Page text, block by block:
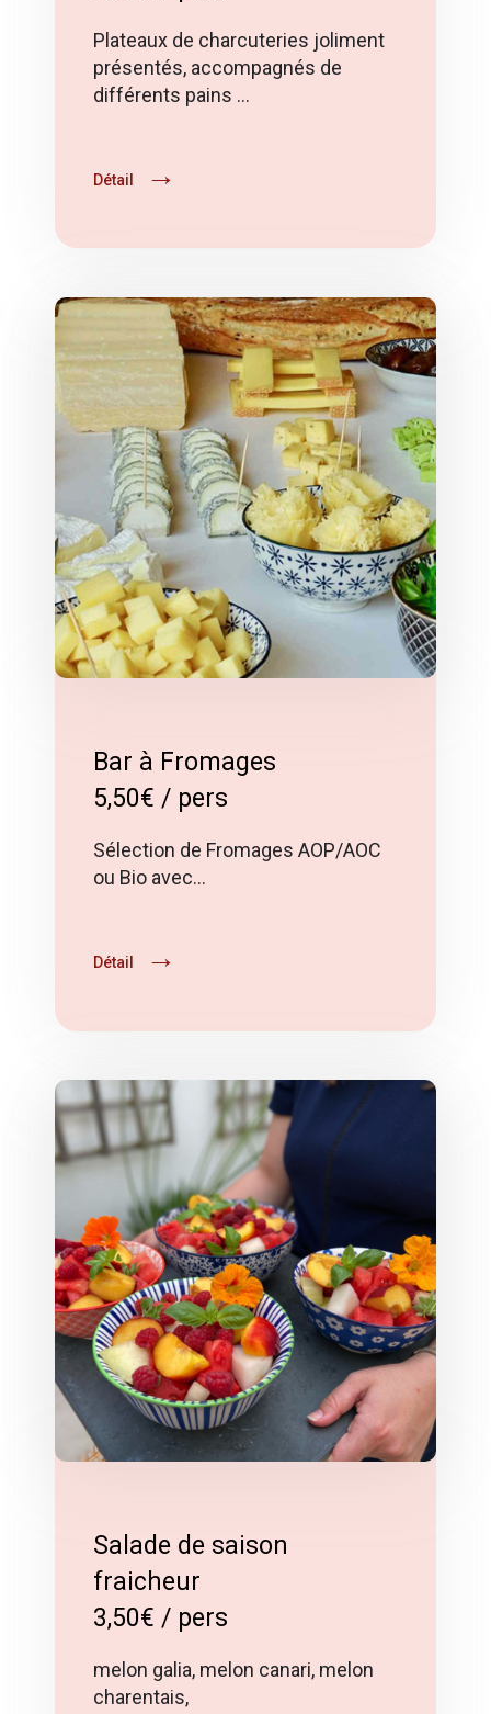
Plateaux de charcuteries joliment
présentés, accompagnés de
différents pains …
Détail
Bar à Fromages
5,50€ / pers
Sélection de Fromages AOP/AOC
ou Bio avec…
Détail
Salade de saison
fraicheur
3,50€ / pers
melon galia, melon canari, melon
charentais,